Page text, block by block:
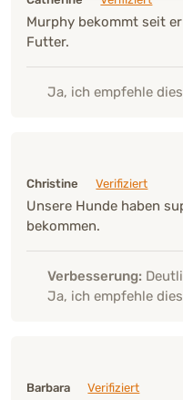
Murphy bekommt seit
Futter.
Ja, ich empfehle
Christine
Verifiziert
Unsere Hunde haben
bekommen.
Verbesserung:
Ja, ich empfehle
Barbara
Verifiziert